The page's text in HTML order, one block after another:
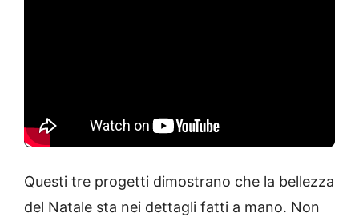
Questi tre progetti dimostrano che la bellezza
del Natale sta nei dettagli fatti a mano. Non